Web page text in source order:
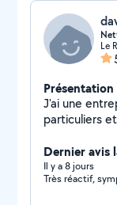
Le
Présentation
J'ai une
particuliers
ou bien
des vitres
Dernier avis
Il y a 8 jours
Très réactif,